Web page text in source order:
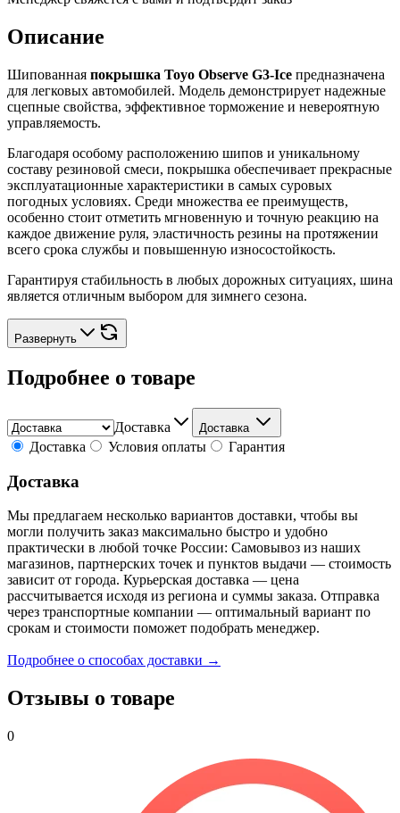
Описание
Шипованная покрышка Toyo Observe G3-Ice предназначена
для легковых автомобилей. Модель демонстрирует надежные
сцепные свойства, эффективное торможение и невероятную
управляемость.
Благодаря особому расположению шипов и уникальному
составу резиновой смеси, покрышка обеспечивает прекрасные
эксплуатационные характеристики в самых суровых
погодных условиях. Среди множества ее преимуществ,
особенно стоит отметить мгновенную и точную реакцию на
каждое движение руля, эластичность резины на протяжении
всего срока службы и повышенную износостойкость.
Гарантируя стабильность в любых дорожных ситуациях, шина
является отличным выбором для зимнего сезона.
Развернуть
Подробнее о товаре
Доставка Доставка
Доставка Условия оплаты Гарантия
Доставка
Мы предлагаем несколько вариантов доставки, чтобы вы
могли получить заказ максимально быстро и удобно
практически в любой точке России: Самовывоз из наших
магазинов, партнерских точек и пунктов выдачи — стоимость
зависит от города. Курьерская доставка — цена
рассчитывается исходя из региона и суммы заказа. Отправка
через транспортные компании — оптимальный вариант по
срокам и стоимости поможет подобрать менеджер.
Подробнее о способах доставки →
Отзывы о товаре
0